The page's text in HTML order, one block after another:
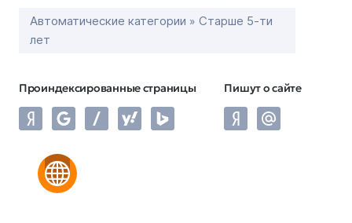
Автоматические категории » Старше 5-ти
лет
Проиндексированные страницы Пишут о сайте